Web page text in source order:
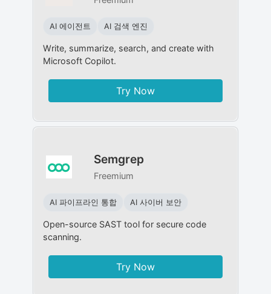
AI 에이전트 AI 검색 엔진
Write, summarize, search, and create with
Microsoft Copilot.
Try Now
Semgrep
Freemium
AI 파이프라인 통합 AI 사이버 보안
Open-source SAST tool for secure code
scanning.
Try Now